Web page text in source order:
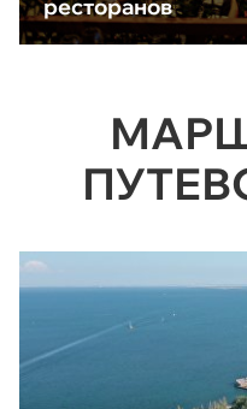
ресторанов